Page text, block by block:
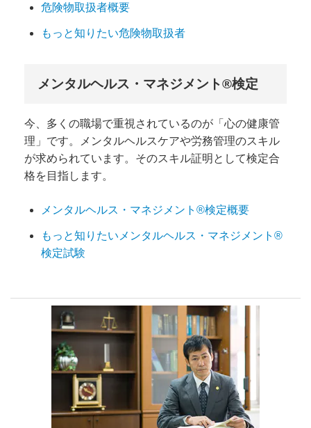
危険物取扱者概要
もっと知りたい危険物取扱者
メンタルヘルス・マネジメント®検定
今、多くの職場で重視されているのが「心の健康管
理」です。メンタルヘルスケアや労務管理のスキル
が求められています。そのスキル証明として検定合
格を目指します。
メンタルヘルス・マネジメント®検定概要
もっと知りたいメンタルヘルス・マネジメント®
検定試験